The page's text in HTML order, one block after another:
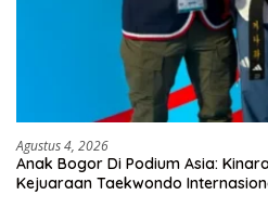
Agustus 4, 2026
Anak Bogor Di Podium Asia:
Kejuaraan Taekwondo